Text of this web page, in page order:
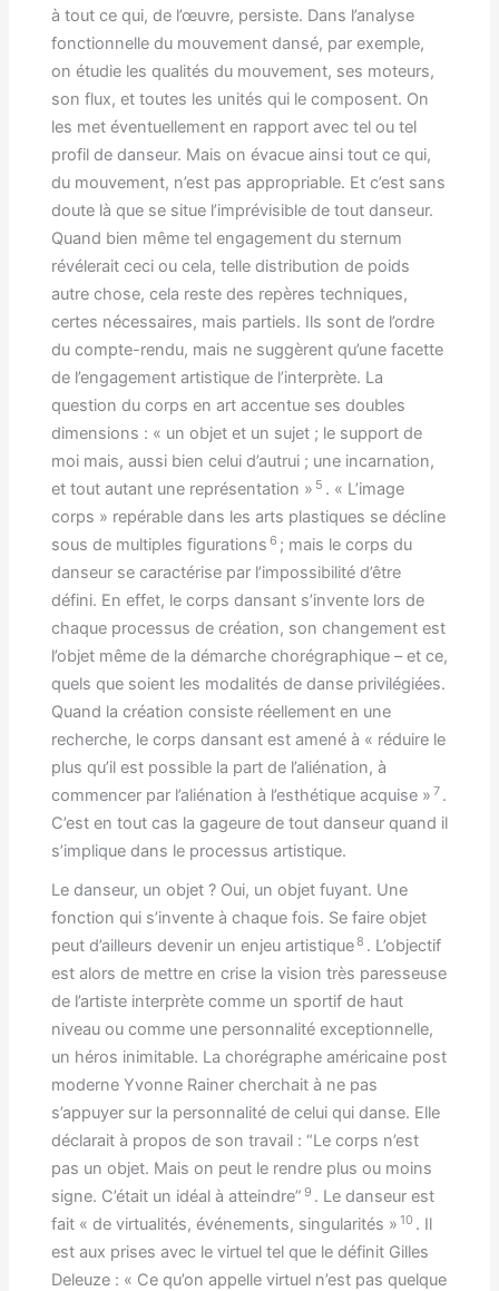
à tout ce qui, de l’œuvre, persiste. Dans l’analyse
fonctionnelle du mouvement dansé, par exemple,
on étudie les qualités du mouvement, ses moteurs,
son flux, et toutes les unités qui le composent. On
les met éventuellement en rapport avec tel ou tel
profil de danseur. Mais on évacue ainsi tout ce qui,
du mouvement, n’est pas appropriable. Et c’est sans
doute là que se situe l’imprévisible de tout danseur.
Quand bien même tel engagement du sternum
révélerait ceci ou cela, telle distribution de poids
autre chose, cela reste des repères techniques,
certes nécessaires, mais partiels. Ils sont de l’ordre
du compte-rendu, mais ne suggèrent qu’une facette
de l’engagement artistique de l’interprète. La
question du corps en art accentue ses doubles
dimensions : « un objet et un sujet ; le support de
moi mais, aussi bien celui d’autrui ; une incarnation,
et tout autant une représentation » 5 . « L’image
corps » repérable dans les arts plastiques se décline
sous de multiples figurations 6 ; mais le corps du
danseur se caractérise par l’impossibilité d’être
défini. En effet, le corps dansant s’invente lors de
chaque processus de création, son changement est
l’objet même de la démarche chorégraphique – et ce,
quels que soient les modalités de danse privilégiées.
Quand la création consiste réellement en une
recherche, le corps dansant est amené à « réduire le
plus qu’il est possible la part de l’aliénation, à
commencer par l’aliénation à l’esthétique acquise » 7 .
C’est en tout cas la gageure de tout danseur quand il
s’implique dans le processus artistique.
Le danseur, un objet ? Oui, un objet fuyant. Une
fonction qui s’invente à chaque fois. Se faire objet
peut d’ailleurs devenir un enjeu artistique8 . L’objectif
est alors de mettre en crise la vision très paresseuse
de l’artiste interprète comme un sportif de haut
niveau ou comme une personnalité exceptionnelle,
un héros inimitable. La chorégraphe américaine post
moderne Yvonne Rainer cherchait à ne pas
s’appuyer sur la personnalité de celui qui danse. Elle
déclarait à propos de son travail : “Le corps n’est
pas un objet. Mais on peut le rendre plus ou moins
signe. C’était un idéal à atteindre” 9 . Le danseur est
fait « de virtualités, événements, singularités » 10 . Il
est aux prises avec le virtuel tel que le définit Gilles
Deleuze : « Ce qu’on appelle virtuel n’est pas quelque